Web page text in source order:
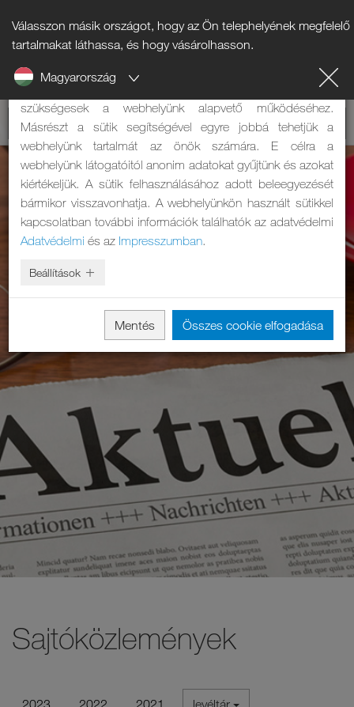
Válasszon másik országot, hogy az Ön telephelyének megfelelő
tartalmakat láthassa, és hogy vásárolhasson.
Magyarország
Sajtóközlemények
2023 2022 2021 levéltár
Tájékoztató a sütikről
A weboldalunk sütiket használ. Két feladatuk van: Egyrészt
szükségesek a webhelyünk alapvető működéséhez.
Másrészt a sütik segítségével egyre jobbá tehetjük a
webhelyünk tartalmát az önök számára. E célra a
webhelyünk látogatóitól anonim adatokat gyűjtünk és azokat
kiértékeljük. A sütik felhasználásához adott beleegyezését
bármikor visszavonhatja. A webhelyünkön használt sütikkel
kapcsolatban további információk találhatók az adatvédelmi
Adatvédelmi és az Impresszumban.
Beállítások
Mentés Összes cookie elfogadása